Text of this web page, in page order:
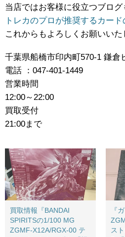
当店ではお客様に役立つブログ
トレカのプロが推奨するカー
これからもよろしくお願いいた
千葉県船橋市印内町570-1 鎌倉
電話 ：047-401-1449
営業時間
12:00～22:00
買取受付
21:00まで
買取情報『BANDAI ​
SPIRITSの1/100 ​MG ​
ZGMF-X12A/RGX-00 ​テ
『
ス